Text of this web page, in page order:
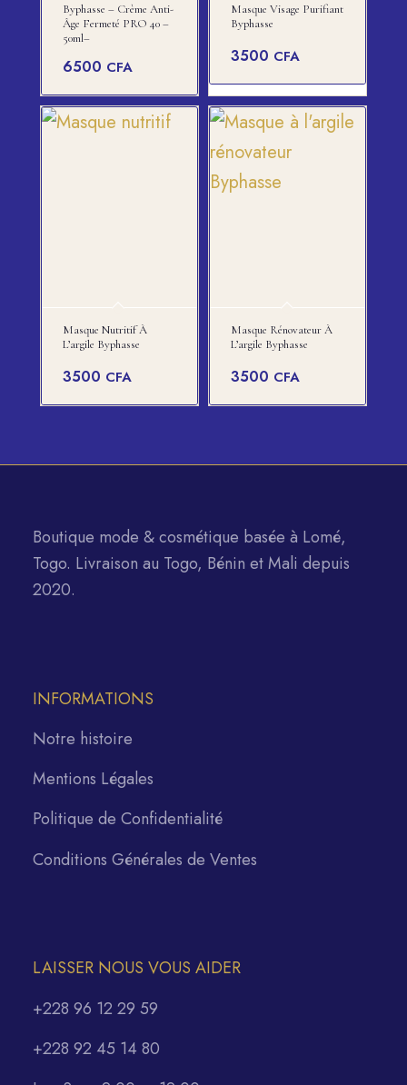
Byphasse – Crème Anti-
Âge Fermeté PRO 40 –
50ml–
6500 CFA
Masque Visage Purifiant
Byphasse
3500 CFA
Masque Nutritif À
L’argile Byphasse
3500 CFA
Masque Rénovateur À
L’argile Byphasse
3500 CFA
Boutique mode & cosmétique basée à Lomé,
Togo. Livraison au Togo, Bénin et Mali depuis
2020.
INFORMATIONS
Notre histoire
Mentions Légales
Politique de Confidentialité
Conditions Générales de Ventes
LAISSER NOUS VOUS AIDER
+228 96 12 29 59
+228 92 45 14 80